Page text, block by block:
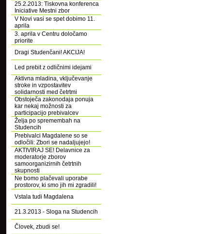
25.2.2013: Tiskovna konferenca
Iniciative Mestni zbor
V Novi vasi se spet dobimo 11.
aprila
3. aprila v Centru določamo
priorite
Dragi Studenčani! AKCIJA!
Led prebit z odličnimi idejami
Aktivna mladina, vključevanje
stroke in vzpostavitev
solidarnosti med četrtmi
Obstoječa zakonodaja ponuja
kar nekaj možnosti za
participacijo prebivalcev
Želja po spremembah na
Studencih
Prebivalci Magdalene so se
odločili: Zbori se nadaljujejo!
AKTIVIRAJ SE! Delavnice za
moderatorje zborov
samoorganizirnih četrtnih
skupnosti
Ne bomo plačevali uporabe
prostorov, ki smo jih mi zgradili!
Vstala tudi Magdalena
21.3.2013 - Sloga na Studencih
Človek, zbudi se!